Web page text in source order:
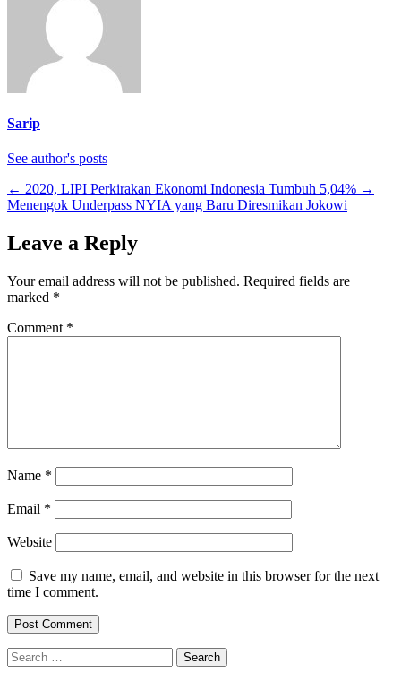
Sarip
See author's posts
← 2020, LIPI Perkirakan Ekonomi Indonesia Tumbuh 5,04% →
Menengok Underpass NYIA yang Baru Diresmikan Jokowi
Leave a Reply
Your email address will not be published. Required fields are
marked *
Comment *
Name *
Email *
Website
Save my name, email, and website in this browser for the next
time I comment.
Search
for: